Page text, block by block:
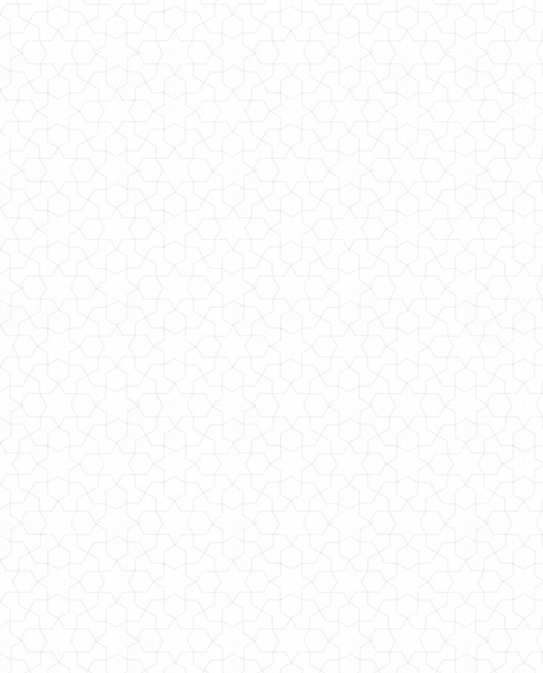
420.00грн.
Стильна жіноча біла туніка із невеликим рукавом
650.00грн.
Жіноча біла сорочка для літа